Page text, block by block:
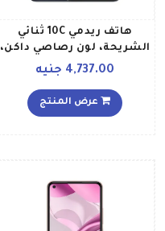
هاتف ريدمي 10C ثنائي
الشريحة، لون رصاصي داكن،
ذاكرة رام سعة 4 جيجابايت،
جيجابايت، تقنية 4G LTE
4,737.00 جنيه
عرض المنتج